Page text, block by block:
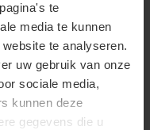
te
media te kunnen
te analyseren.
uw gebruik van onze
sociale media,
kunnen deze
gegevens die u